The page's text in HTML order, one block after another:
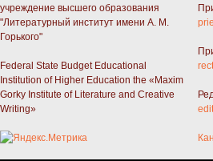
учреждение высшего образования
"Литературный институт имени А. М.
Горького"
Federal State Budget Educational
Institution of Higher Education the «Maxim
Gorky Institute of Literature and Creative
Writing»